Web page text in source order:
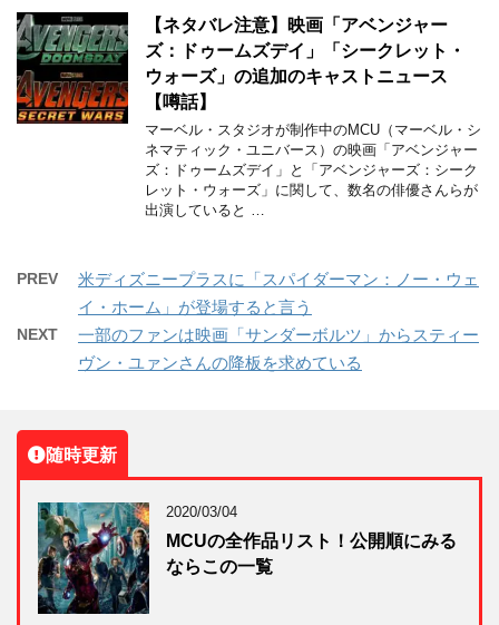
【ネタバレ注意】映画「アベンジャー
ズ：ドゥームズデイ」「シークレット・
ウォーズ」の追加のキャストニュース
【噂話】
マーベル・スタジオが制作中のMCU（マーベル・シ
ネマティック・ユニバース）の映画「アベンジャー
ズ：ドゥームズデイ」と「アベンジャーズ：シーク
レット・ウォーズ」に関して、数名の俳優さんらが
出演していると …
PREV
米ディズニープラスに「スパイダーマン：ノー・ウェ
イ・ホーム」が登場すると言う
NEXT
一部のファンは映画「サンダーボルツ」からスティー
ヴン・ユァンさんの降板を求めている
随時更新
2020/03/04
MCUの全作品リスト！公開順にみる
ならこの一覧